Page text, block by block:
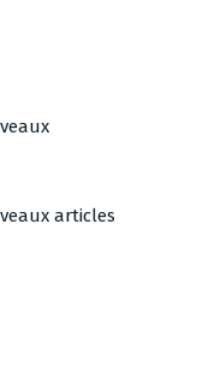
articles